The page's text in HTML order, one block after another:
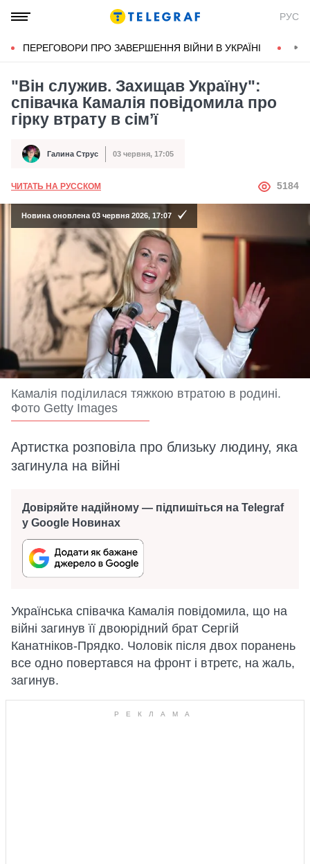
РУС
ПЕРЕГОВОРИ ПРО ЗАВЕРШЕННЯ ВІЙНИ В УКРАЇНІ
"Він служив. Захищав Україну":
співачка Камалія повідомила про
гірку втрату в сім’ї
Автор Галина Струс
Дата публікації 03 червня, 17:05
ЧИТАТЬ НА РУССКОМ АВТОР
5184
Новина оновлена 03 червня 2026, 17:07
Камалія поділилася тяжкою втратою в родині.
Фото Getty Images
Артистка розповіла про близьку людину, яка
загинула на війні
Довіряйте надійному — підпишіться на Telegraf
у Google Новинах
Українська співачка Камалія повідомила, що на
війні загинув її двоюрідний брат Сергій
Канатніков-Прядко. Чоловік після двох поранень
все одно повертався на фронт і втретє, на жаль,
загинув.